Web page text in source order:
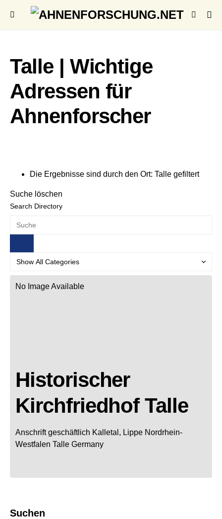
Talle | Wichtige
Adressen für
Ahnenforscher
Die Ergebnisse sind durch den Ort: Talle gefiltert
Suche löschen
Search Directory
No Image Available
Historischer
Kirchfriedhof Talle
Anschrift geschäftlich Kalletal, Lippe Nordrhein-
Westfalen Talle Germany
Suchen